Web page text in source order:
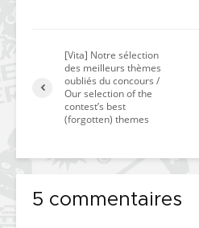
[Vita] Notre sélection
des meilleurs thèmes
oubliés du concours /
Our selection of the
contest’s best
(forgotten) themes
5 commentaires